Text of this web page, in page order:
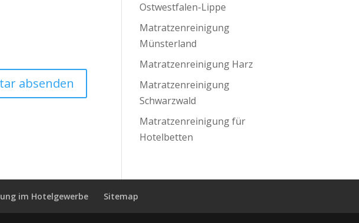
Ostwestfalen-Lippe
Matratzenreinigung
Münsterland
Matratzenreinigung Harz
Matratzenreinigung
Schwarzwald
Matratzenreinigung für
Hotelbetten
im Hotelgewerbe Sitemap